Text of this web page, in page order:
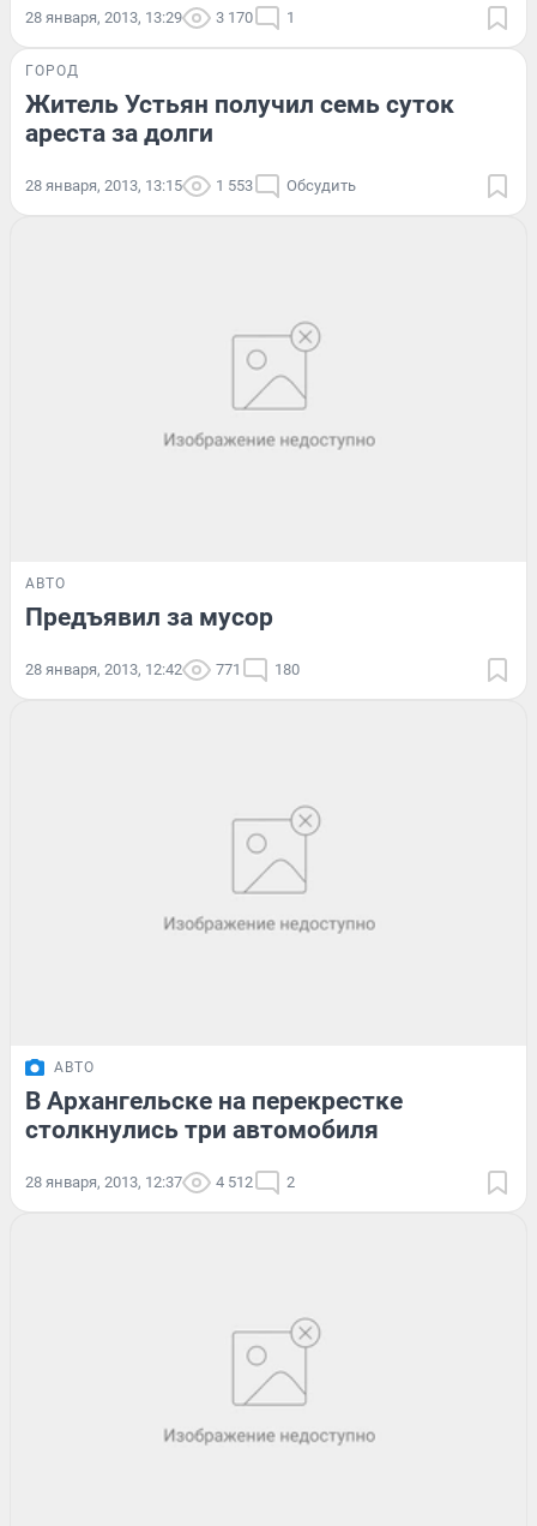
28 января, 2013, 13:29 3 170 1
ГОРОД
Житель Устьян получил семь суток
ареста за долги
28 января, 2013, 13:15 1 553 Обсудить
АВТО
Предъявил за мусор
28 января, 2013, 12:42 771 180
АВТО
В Архангельске на перекрестке
столкнулись три автомобиля
28 января, 2013, 12:37 4 512 2